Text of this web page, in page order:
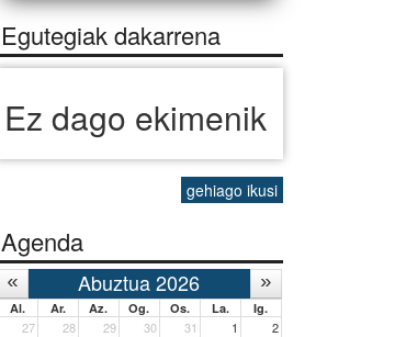
Egutegiak dakarrena
Ez dago ekimenik
gehiago ikusi
Agenda
Abuztua 2026
Al. Ar. Az. Og. Os. La. Ig.
27 28 29 30 31 1 2